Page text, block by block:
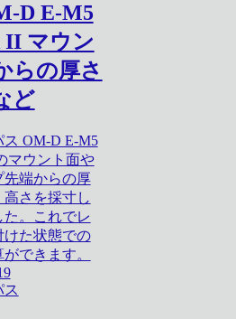
D E-M5
マウン
らの厚さ
ど
ス OM-D E-M5
マウント面や
先端からの厚
高さを採寸し
た。これでレ
けた状態での
できます。
ス